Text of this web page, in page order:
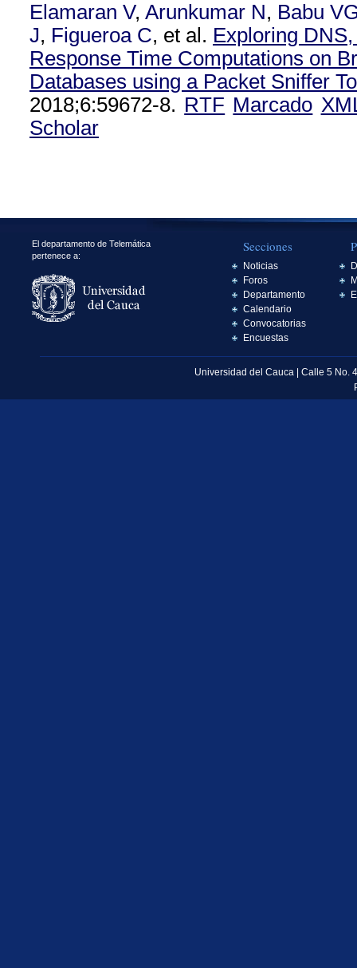
Elamaran V, Arunkumar N, Babu
J, Figueroa C, et al. Exploring
Response Time Computations on
Databases using a Packet Sniffer
2018;6:59672-8. RTF Marcado
Scholar
El departamento de Telemática
pertenece a:
Secciones
Noticias
Foros
Departamento
Calendario
Convocatorias
Encuestas
Universidad del Cauca | Calle 5 No.